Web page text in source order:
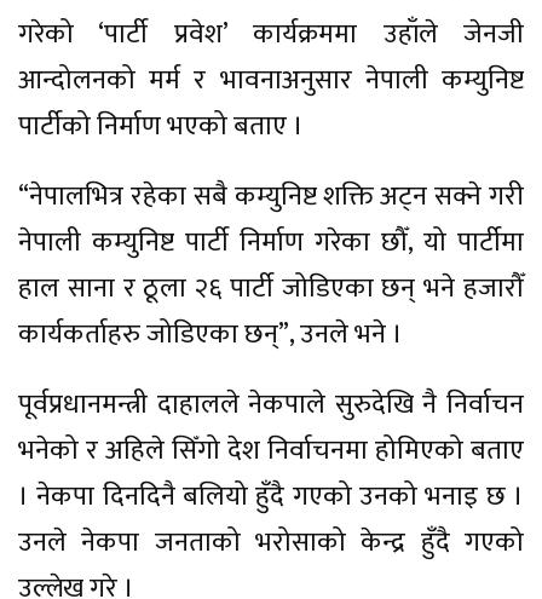
गरेको ‘पार्टी प्रवेश’ कार्यक्रममा उहाँले जेनजी
आन्दोलनको मर्म र भावनाअनुसार नेपाली कम्युनिष्ट
पार्टीको निर्माण भएको बताए ।
“नेपालभित्र रहेका सबै कम्युनिष्ट शक्ति अट्न सक्ने गरी
नेपाली कम्युनिष्ट पार्टी निर्माण गरेका छौँ, यो पार्टीमा
हाल साना र ठूला २६ पार्टी जोडिएका छन् भने हजारौँ
कार्यकर्ताहरु जोडिएका छन्”, उनले भने ।
पूर्वप्रधानमन्त्री दाहालले नेकपाले सुरुदेखि नै निर्वाचन
भनेको र अहिले सिँगो देश निर्वाचनमा होमिएको बताए
। नेकपा दिनदिनै बलियो हुँदै गएको उनको भनाइ छ ।
उनले नेकपा जनताको भरोसाको केन्द्र हुँदै गएको
उल्लेख गरे ।